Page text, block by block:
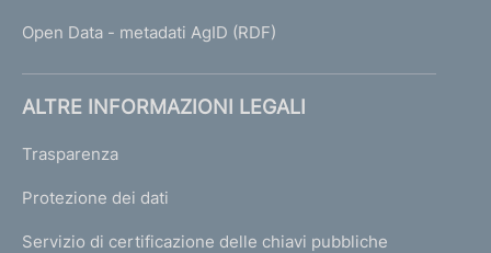
Open Data - metadati AgID (RDF)
ALTRE INFORMAZIONI LEGALI
Trasparenza
Protezione dei dati
Servizio di certificazione delle chiavi pubbliche